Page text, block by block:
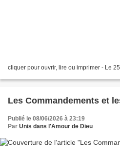
cliquer pour ouvrir, lire ou imprimer - Le
Les Commandements et
Publié le 08/06/2026 à 23:19
Par Unis dans l'Amour de Dieu